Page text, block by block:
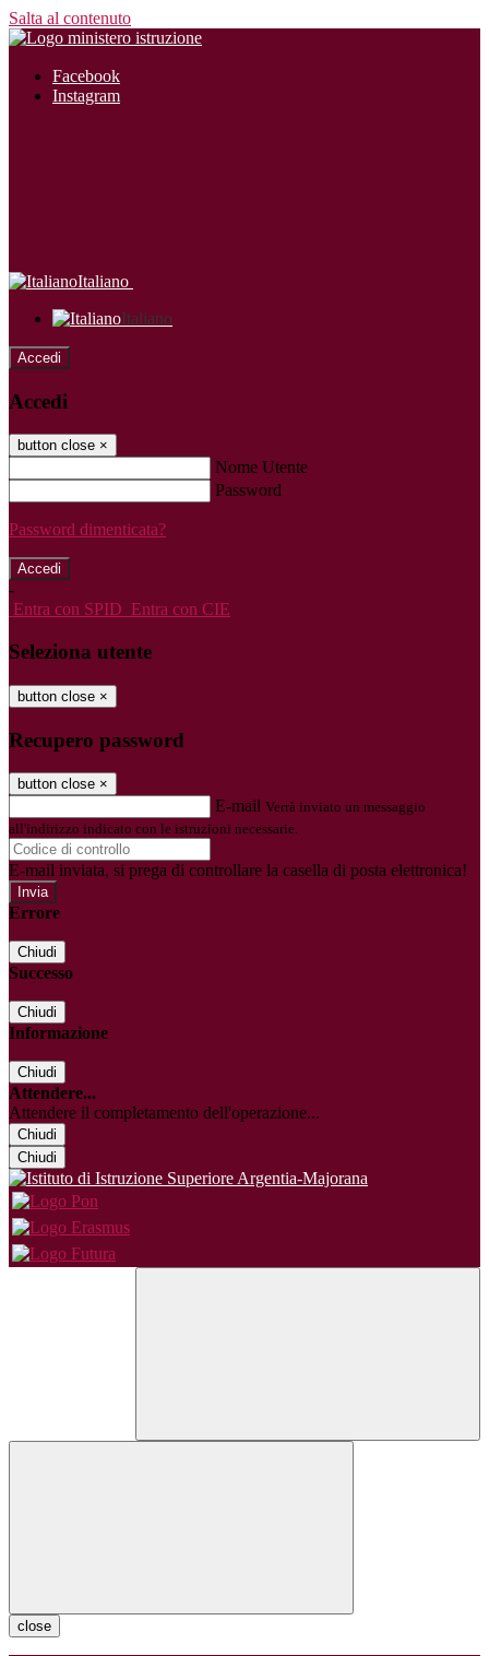
Salta al contenuto
Facebook
Instagram
Italiano
Italiano
Accedi
Accedi
button close ×
Nome Utente
Password
Password dimenticata?
-
Entra con SPID Entra con CIE
Seleziona utente
button close ×
Recupero password
button close ×
E-mail Verrà inviato un messaggio
all'indirizzo indicato con le istruzioni necessarie.
E-mail inviata, si prega di controllare la casella di posta elettronica!
Errore
Chiudi
Successo
Chiudi
Informazione
Chiudi
Attendere...
Attendere il completamento dell'operazione...
Chiudi
Chiudi
close